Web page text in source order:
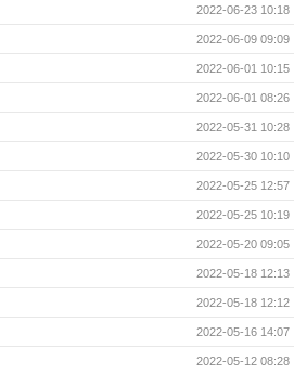
2022-06-23 10:18
2022-06-09 09:09
2022-06-01 10:15
2022-06-01 08:26
2022-05-31 10:28
2022-05-30 10:10
2022-05-25 12:57
2022-05-25 10:19
2022-05-20 09:05
2022-05-18 12:13
2022-05-18 12:12
2022-05-16 14:07
2022-05-12 08:28